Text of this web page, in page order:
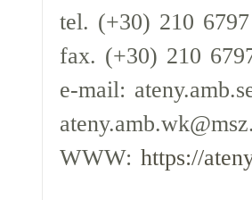
tel. (+30) 210
fax. (+30) 210
e-mail:
WWW: https://